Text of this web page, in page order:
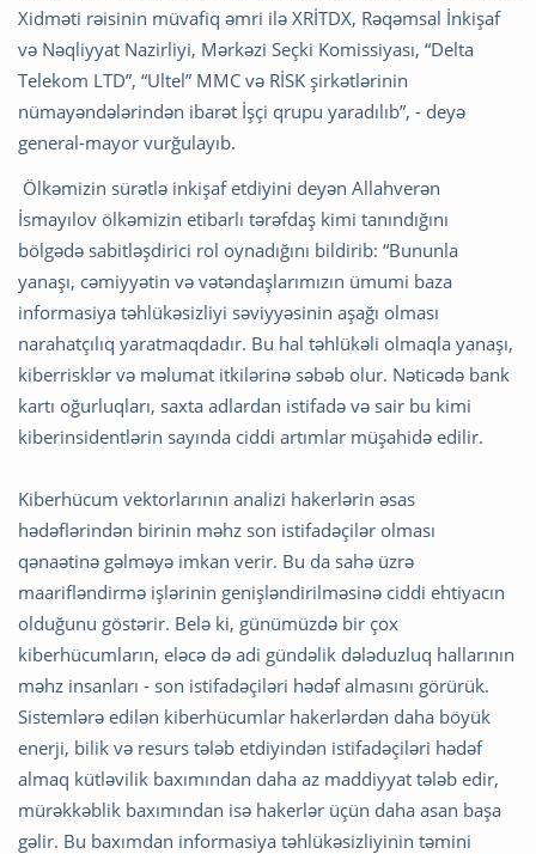
Xidməti rəisinin müvafiq əmri ilə XRİTDX, Rəqəmsal İnkişaf
və Nəqliyyat Nazirliyi, Mərkəzi Seçki Komissiyası, “Delta
Telekom LTD”, “Ultel” MMC və RİSK şirkətlərinin
nümayəndələrindən ibarət İşçi qrupu yaradılıb”, - deyə
general-mayor vurğulayıb.
Ölkəmizin sürətlə inkişaf etdiyini deyən Allahverən
İsmayılov ölkəmizin etibarlı tərəfdaş kimi tanındığını
bölgədə sabitləşdirici rol oynadığını bildirib: “Bununla
yanaşı, cəmiyyətin və vətəndaşlarımızın ümumi baza
informasiya təhlükəsizliyi səviyyəsinin aşağı olması
narahatçılıq yaratmaqdadır. Bu hal təhlükəli olmaqla yanaşı,
kiberrisklər və məlumat itkilərinə səbəb olur. Nəticədə bank
kartı oğurluqları, saxta adlardan istifadə və sair bu kimi
kiberinsidentlərin sayında ciddi artımlar müşahidə edilir.
Kiberhücum vektorlarının analizi hakerlərin əsas
hədəflərindən birinin məhz son istifadəçilər olması
qənaətinə gəlməyə imkan verir. Bu da sahə üzrə
maarifləndirmə işlərinin genişləndirilməsinə ciddi ehtiyacın
olduğunu göstərir. Belə ki, günümüzdə bir çox
kiberhücumların, eləcə də adi gündəlik dələduzluq hallarının
məhz insanları - son istifadəçiləri hədəf almasını görürük.
Sistemlərə edilən kiberhücumlar hakerlərdən daha böyük
enerji, bilik və resurs tələb etdiyindən istifadəçiləri hədəf
almaq kütləvilik baxımından daha az maddiyyat tələb edir,
mürəkkəblik baxımından isə hakerlər üçün daha asan başa
gəlir. Bu baxımdan informasiya təhlükəsizliyinin təmini